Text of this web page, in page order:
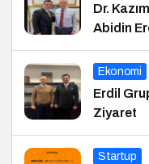
Dr.
Abidin
Ekonomi
Erdil
Ziyaret
Startup